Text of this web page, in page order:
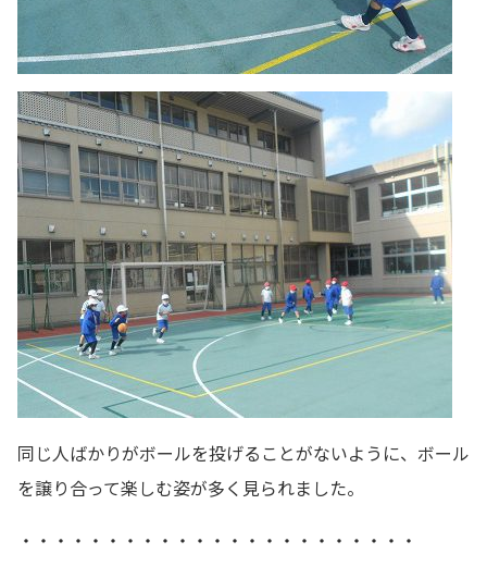
同じ人ばかりがボールを投げることがないように、ボール
を譲り合って楽しむ姿が多く見られました。
・・・・・・・・・・・・・・・・・・・・・・・